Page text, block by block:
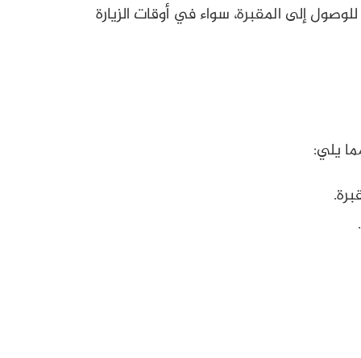
إلى المقبرة، سواء في أوقات الزيارة
يلي: